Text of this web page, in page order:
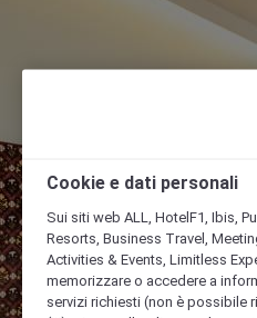
Cookie e dati personali
Sui siti web ALL, HotelF1, Ibis,
Resorts, Business Travel,
Activities & Events, Limitless
memorizzare o accedere a
servizi richiesti (non è possibile